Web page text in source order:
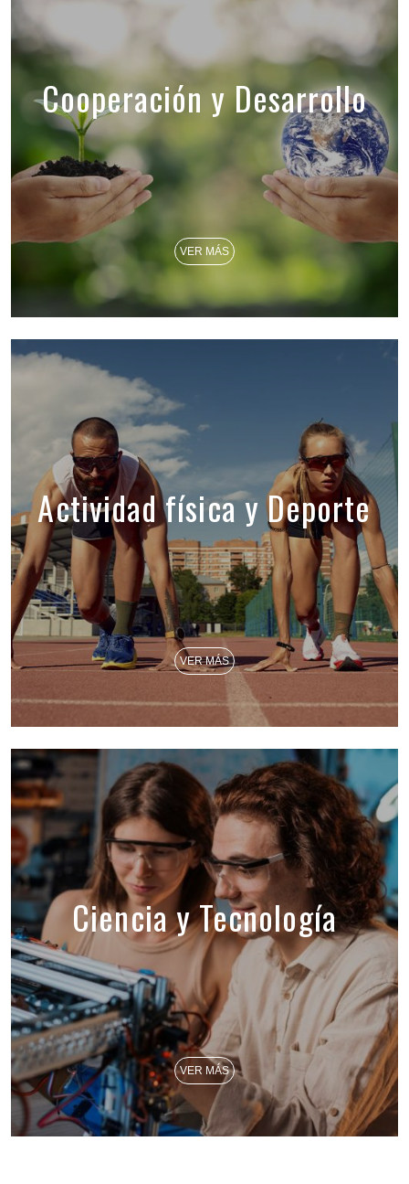
Cooperación y Desarrollo
VER MÁS
Actividad física y Deporte
VER MÁS
Ciencia y Tecnología
VER MÁS